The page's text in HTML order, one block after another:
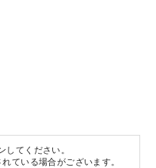
てください。
ている場合がございます。